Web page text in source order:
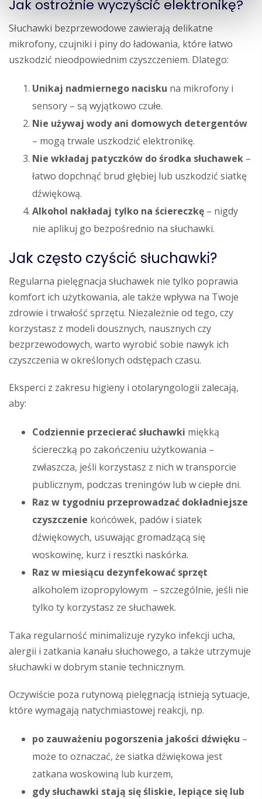
Jak ostrożnie wyczyścić elektronikę?
Słuchawki bezprzewodowe zawierają delikatne
mikrofony, czujniki i piny do ładowania, które łatwo
uszkodzić nieodpowiednim czyszczeniem. Dlatego:
Unikaj nadmiernego nacisku na mikrofony i
sensory – są wyjątkowo czułe.
Nie używaj wody ani domowych detergentów
– mogą trwale uszkodzić elektronikę.
Nie wkładaj patyczków do środka słuchawek –
łatwo dopchnąć brud głębiej lub uszkodzić siatkę
dźwiękową.
Alkohol nakładaj tylko na ściereczkę – nigdy
nie aplikuj go bezpośrednio na słuchawki.
Jak często czyścić słuchawki?
Regularna pielęgnacja słuchawek nie tylko poprawia
komfort ich użytkowania, ale także wpływa na Twoje
zdrowie i trwałość sprzętu. Niezależnie od tego, czy
korzystasz z modeli dousznych, nausznych czy
bezprzewodowych, warto wyrobić sobie nawyk ich
czyszczenia w określonych odstępach czasu.
Eksperci z zakresu higieny i otolaryngologii zalecają,
aby:
Codziennie przecierać słuchawki miękką
ściereczką po zakończeniu użytkowania –
zwłaszcza, jeśli korzystasz z nich w transporcie
publicznym, podczas treningów lub w ciepłe dni.
Raz w tygodniu przeprowadzać dokładniejsze
czyszczenie końcówek, padów i siatek
dźwiękowych, usuwając gromadzącą się
woskowinę, kurz i resztki naskórka.
Raz w miesiącu dezynfekować sprzęt
alkoholem izopropylowym – szczególnie, jeśli nie
tylko ty korzystasz ze słuchawek.
Taka regularność minimalizuje ryzyko infekcji ucha,
alergii i zatkania kanału słuchowego, a także utrzymuje
słuchawki w dobrym stanie technicznym.
Oczywiście poza rutynową pielęgnacją istnieją sytuacje,
które wymagają natychmiastowej reakcji, np.
po zauważeniu pogorszenia jakości dźwięku –
może to oznaczać, że siatka dźwiękowa jest
zatkana woskowiną lub kurzem,
gdy słuchawki stają się śliskie, lepiące się lub